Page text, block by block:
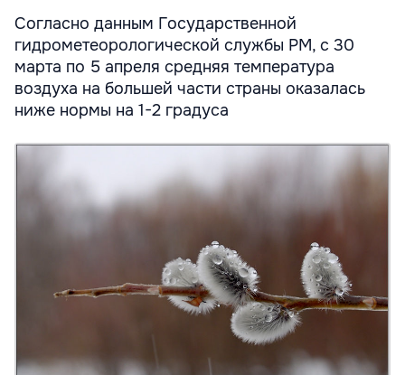
Согласно данным Государственной
гидрометеорологической службы РМ, с 30
марта по 5 апреля средняя температура
воздуха на большей части страны оказалась
ниже нормы на 1-2 градуса